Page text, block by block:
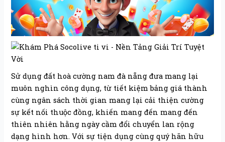
Sử dụng đất hoà cường nam đà nẵng đưa mang lại
muôn nghìn công dụng, từ tiết kiệm bảng giá thành
cùng ngân sách thời gian mang lại cải thiện cường
sự kết nối thuộc đồng, khiến mang đến mang đến
thiên nhiên hằng ngày cầm đổi chuyển lan rộng
dạng hình hơn. Với sự tiện dụng cùng quý hãn hữu